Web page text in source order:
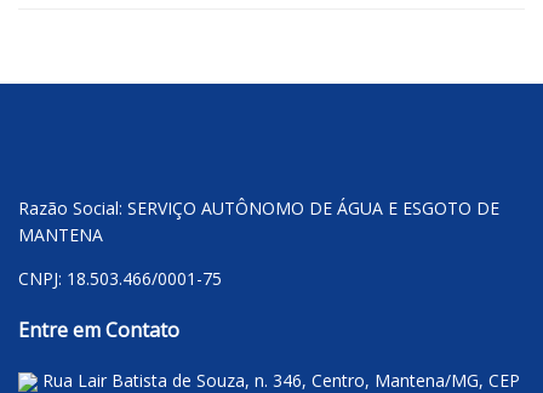
Razão Social: SERVIÇO AUTÔNOMO DE ÁGUA E ESGOTO DE
MANTENA
CNPJ: 18.503.466/0001-75
Entre em Contato
Rua Lair Batista de Souza, n. 346, Centro, Mantena/MG, CEP